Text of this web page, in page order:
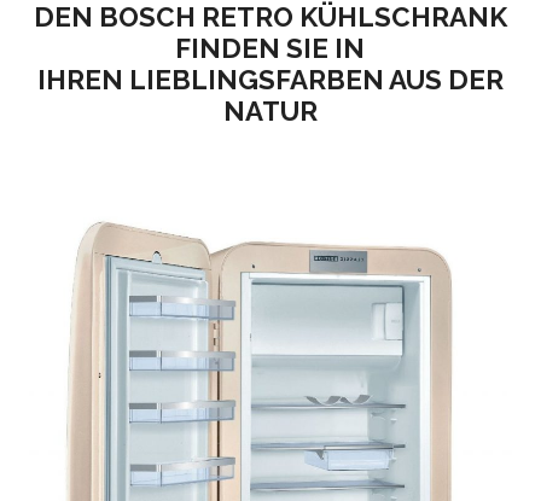
DEN BOSCH RETRO KÜHLSCHRANK
FINDEN SIE IN
IHREN LIEBLINGSFARBEN AUS DER
NATUR